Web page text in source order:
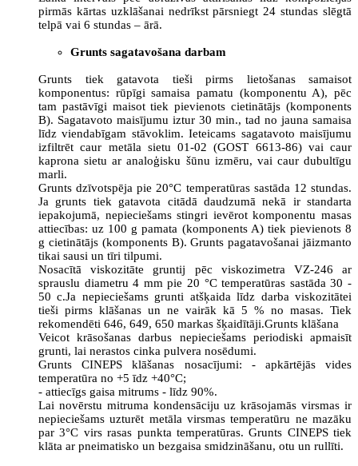
pirmās kārtas uzklāšanai nedrīkst pārsniegt 24 stundas slēgtā
telpā vai 6 stundas – ārā.
Grunts sagatavošana darbam
Grunts tiek gatavota tieši pirms lietošanas samaisot
komponentus: rūpīgi samaisa pamatu (komponentu A), pēc
tam pastāvīgi maisot tiek pievienots cietinātājs (komponents
B). Sagatavoto maisījumu iztur 30 min., tad no jauna samaisa
līdz viendabīgam stāvoklim. Ieteicams sagatavoto maisījumu
izfiltrēt caur metāla sietu 01-02 (GOST 6613-86) vai caur
kaprona sietu ar analoģisku šūnu izmēru, vai caur dubultīgu
marli.
Grunts dzīvotspēja pie 20°C temperatūras sastāda 12 stundas.
Ja grunts tiek gatavota citādā daudzumā nekā ir standarta
iepakojumā, nepieciešams stingri ievērot komponentu masas
attiecības: uz 100 g pamata (komponents A) tiek pievienots 8
g cietinātājs (komponents B). Grunts pagatavošanai jāizmanto
tikai sausi un tīri tilpumi.
Nosacītā viskozitāte gruntij pēc viskozimetra VZ-246 ar
sprauslu diametru 4 mm pie 20 °C temperatūras sastāda 30 -
50 c.Ja nepieciešams grunti atšķaida līdz darba viskozitātei
tieši pirms klāšanas un ne vairāk kā 5 % no masas. Tiek
rekomendēti 646, 649, 650 markas šķaidītāji.Grunts klāšana
Veicot krāsošanas darbus nepieciešams periodiski apmaisīt
grunti, lai nerastos cinka pulvera nosēdumi.
Grunts CINEPS klāšanas nosacījumi: - apkārtējās vides
temperatūra no +5 īdz +40°C;
- attiecīgs gaisa mitrums - līdz 90%.
Lai novērstu mitruma kondensāciju uz krāsojamās virsmas ir
nepieciešams uzturēt metāla virsmas temperatūru ne mazāku
par 3°C virs rasas punkta temperatūras. Grunts CINEPS tiek
klāta ar pneimatisko un bezgaisa smidzināšanu, otu un rullīti.